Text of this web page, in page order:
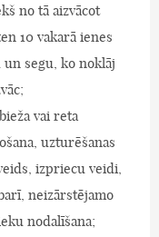
no tā aizvācot
10 vakarā ienes
segu, ko noklāj
vai reta
uzturēšanas
izpriecu veidi,
neizārstējamo
nodalīšana;